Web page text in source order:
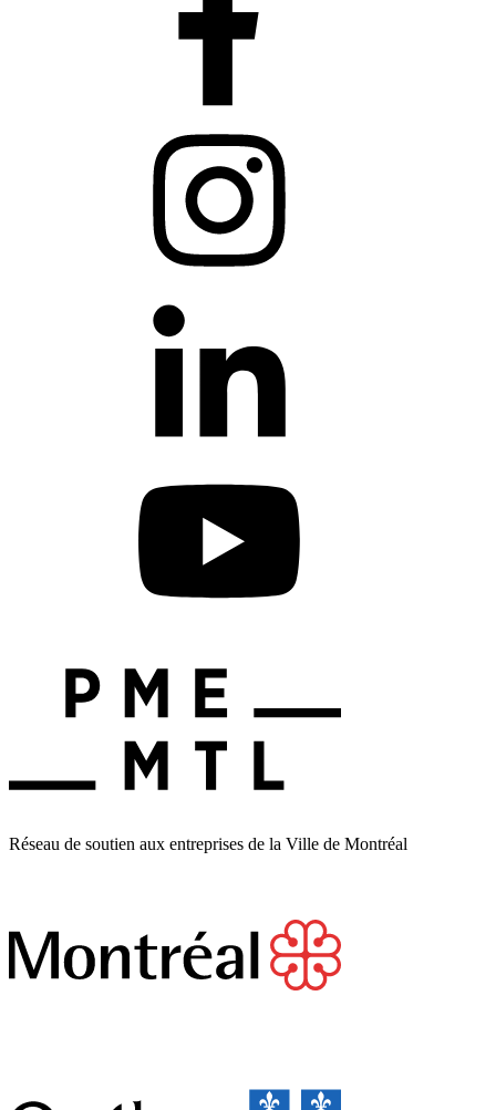
Réseau de soutien aux entreprises de la Ville de Montréal